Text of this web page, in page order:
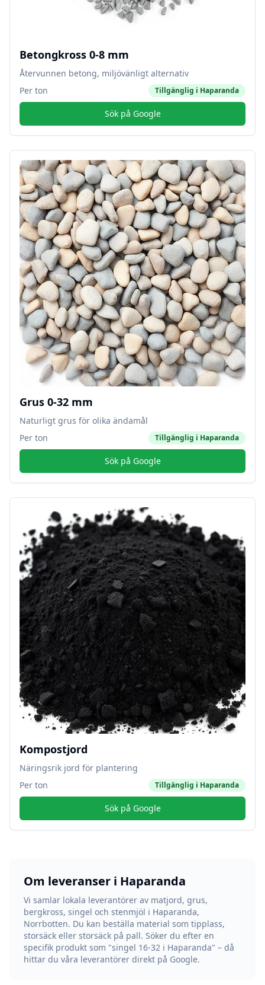
Betongkross 0-8 mm
Återvunnen betong, miljövänligt alternativ
Per ton
Tillgänglig i Haparanda
Sök på Google
Grus 0-32 mm
Naturligt grus för olika ändamål
Per ton
Tillgänglig i Haparanda
Sök på Google
Kompostjord
Näringsrik jord för plantering
Per ton
Tillgänglig i Haparanda
Sök på Google
Om leveranser i Haparanda
Vi samlar lokala leverantörer av matjord, grus,
bergkross, singel och stenmjöl i Haparanda,
Norrbotten. Du kan beställa material som tipplass,
storsäck eller storsäck på pall. Söker du efter en
specifik produkt som "singel 16-32 i Haparanda" – då
hittar du våra leverantörer direkt på Google.